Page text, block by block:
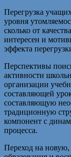
Перегрузка
уровня
сколько от
интересен и
эффекта
Перспективы
активности
организации
составляющей
составляющую
традиционную
компонент с
процесса.
Переход на